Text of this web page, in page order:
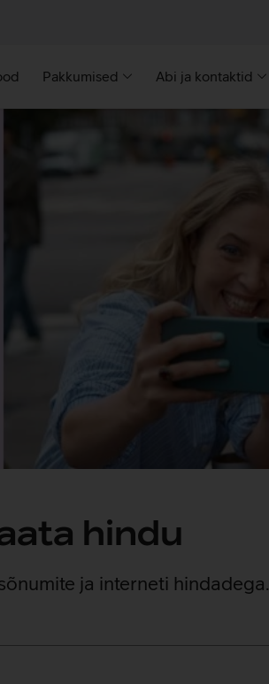
Pakkumised Abi ja kontaktid
hindu
ja interneti hindadega.